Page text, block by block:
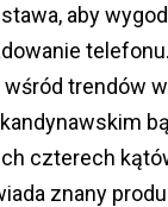
aby
trendów
czterech
znany